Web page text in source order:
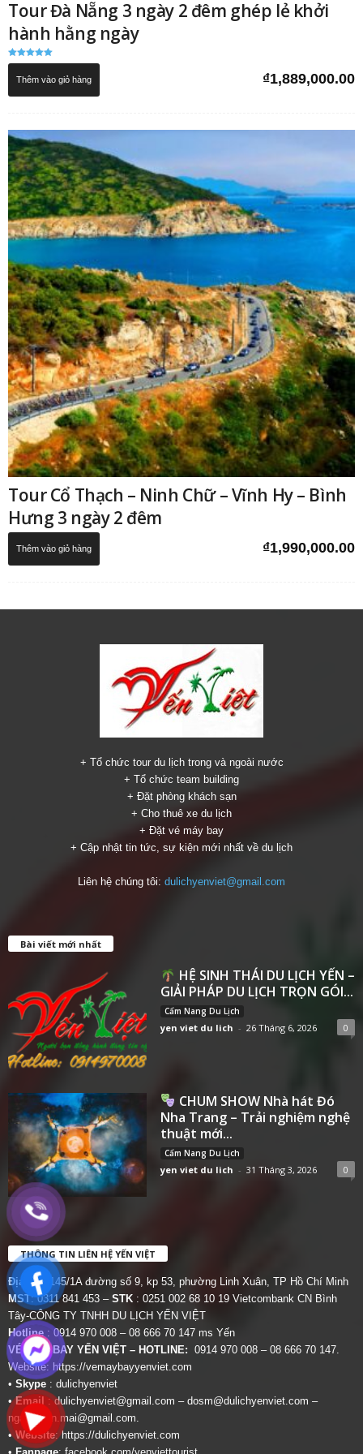
Tour Đà Nẵng 3 ngày 2 đêm ghép lẻ khởi
hành hằng ngày
Được xếp
₫1,889,000.00
Thêm vào giỏ hàng
Tour Cổ Thạch – Ninh Chữ – Vĩnh Hy – Bình
Hưng 3 ngày 2 đêm
₫1,990,000.00
Thêm vào giỏ hàng
+ Tổ chức tour du lịch trong và ngoài nước
+ Tổ chức team building
+ Đặt phòng khách sạn
+ Cho thuê xe du lịch
+ Đặt vé máy bay
+ Cập nhật tin tức, sự kiện mới nhất về du lịch
Liên hệ chúng tôi: dulichyenviet@gmail.com
Bài viết mới nhất
HỆ SINH THÁI DU LỊCH YẾN –
GIẢI PHÁP DU LỊCH TRỌN GÓI...
Cẩm Nang Du Lịch
yen viet du lich - 26 Tháng 6, 2026 0
CHUM SHOW Nhà hát Đó
Nha Trang – Trải nghiệm nghệ
thuật mới...
Cẩm Nang Du Lịch
yen viet du lich - 31 Tháng 3, 2026 0
THÔNG TIN LIÊN HỆ YẾN VIỆT
Địa chỉ:
145/1A đường số 9, kp 53, phường Linh Xuân, TP Hồ Chí Minh
MST: 0311 841 453 – STK : 0251 002 68 10 19 Vietcombank CN Bình
Tây-CÔNG TY TNHH DU LỊCH YẾN VIỆT
Hotline : 0914 970 008 – 08 666 70 147 ms Yến
VÉ MÁY BAY YẾN VIỆT – HOTLINE: 0914 970 008 – 08 666 70 147.
Website: https://vemaybayyenviet.com
• Skype : dulichyenviet
•Email :dulichyenviet@gmail.com – dosm@dulichyenviet.com –
ngan.phan.mai@gmail.com
•Website:https://dulichyenviet.com